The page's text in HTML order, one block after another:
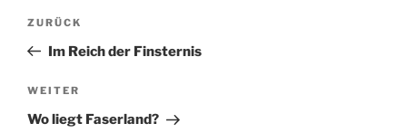
Beitragsnavigation
Vorheriger
Beitrag
ZURÜCK
Im Reich der Finsternis
Nächster
Beitrag
WEITER
Wo liegt Faserland?